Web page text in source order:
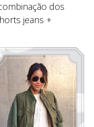
dos
jeans +